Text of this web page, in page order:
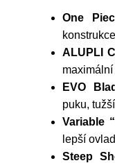
One
ALUPLI
EVO
puku,
Variable
lepší
Steep